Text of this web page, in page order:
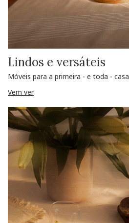
Lindos e versáteis
Móveis para a primeira - e toda - casa
Vem ver